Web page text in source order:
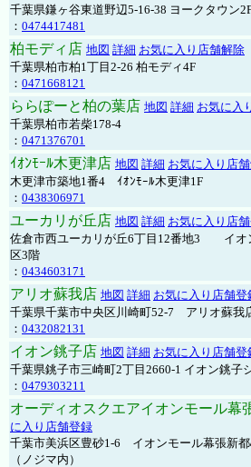
千葉県鎌ヶ谷東道野辺5-16-38 ヨークタウン
： 0474417481
柏モディ店 地図 詳細 お気に入り店舗解除
千葉県柏市柏1丁目2-26 柏モディ4F
： 0471668121
ららぽーと柏の葉店 地図 詳細 お気に入
千葉県柏市若柴178-4
： 0471376701
ｲｵﾝﾓｰﾙ木更津店 地図 詳細 お気に入り店
木更津市築地1番4 ｲｵﾝﾓｰﾙ木更津1F
： 0438306971
ユーカリが丘店 地図 詳細 お気に入り店
佐倉市西ユーカリが丘6丁目12番地3 イオ
区3階
： 0434603171
アリオ蘇我店 地図 詳細 お気に入り店舗登
千葉県千葉市中央区川崎町52-7 アリオ蘇我
： 0432082131
イオン銚子店 地図 詳細 お気に入り店舗登
千葉県銚子市三崎町2丁目2660-1 イオン銚子
： 0479303211
オーディオスクエアイオンモール幕
に入り店舗登録
千葉市美浜区豊砂1-6 イオンモール幕張新
（ノジマ内）